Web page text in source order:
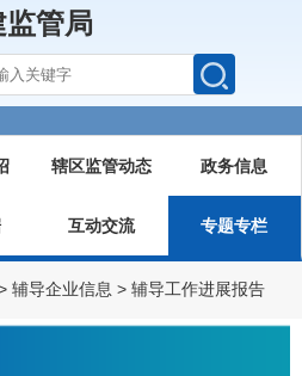
监管局
辖区监管动态 政务信息
互动交流 专题专栏
辅导企业信息 > 辅导工作进展报告